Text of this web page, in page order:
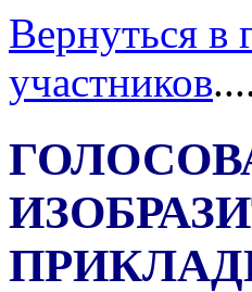
Вернуться в
участников